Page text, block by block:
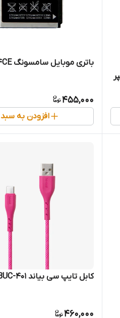
باتری موبایل سامسونگ AB50344CE
455,000
افزودن به سبد
کابل تایپ سی بیاند BUC-401 صورتی
460,000